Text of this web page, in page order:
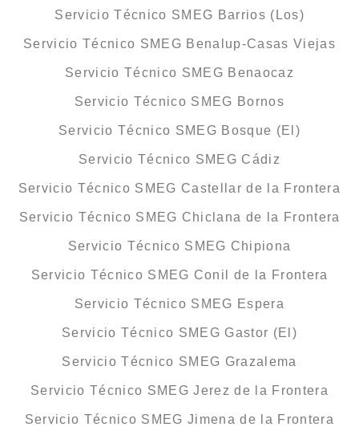
Servicio Técnico SMEG Barrios (Los)
Servicio Técnico SMEG Benalup-Casas Viejas
Servicio Técnico SMEG Benaocaz
Servicio Técnico SMEG Bornos
Servicio Técnico SMEG Bosque (El)
Servicio Técnico SMEG Cádiz
Servicio Técnico SMEG Castellar de la Frontera
Servicio Técnico SMEG Chiclana de la Frontera
Servicio Técnico SMEG Chipiona
Servicio Técnico SMEG Conil de la Frontera
Servicio Técnico SMEG Espera
Servicio Técnico SMEG Gastor (El)
Servicio Técnico SMEG Grazalema
Servicio Técnico SMEG Jerez de la Frontera
Servicio Técnico SMEG Jimena de la Frontera